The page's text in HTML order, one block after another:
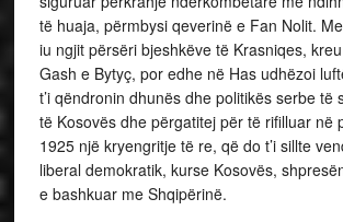
të huaja, përmbysi qeverinë e Fan Nolit.
iu ngjit përsëri bjeshkëve të Krasniqes,
Gash e Bytyç, por edhe në Has udhëzoi
t’i qëndronin dhunës dhe politikës serbe të
të Kosovës dhe përgatitej për të rifilluar në
1925 një kryengritje të re, që do t’i sillte
liberal demokratik, kurse Kosovës,
e bashkuar me Shqipërinë.